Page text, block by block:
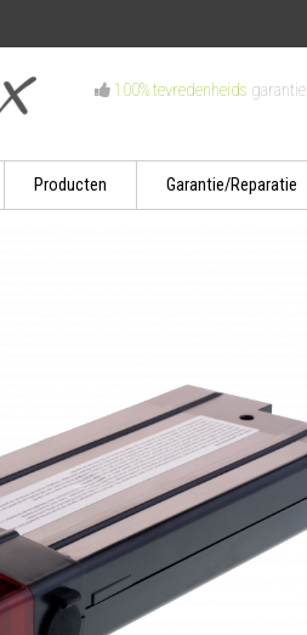
100% tevredenheids garantie
Producten Garantie/Reparatie